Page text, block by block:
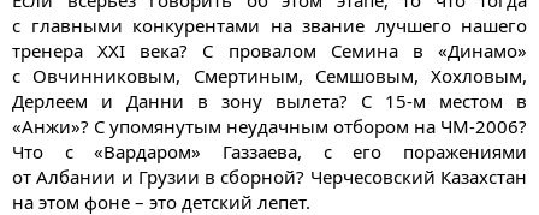
с главными конкурентами на звание лучшего нашего
тренера XXI века? С провалом Семина в «Динамо»
с Овчинниковым, Смертиным, Семшовым, Хохловым,
Дерлеем и Данни в зону вылета? С 15-м местом в
«Анжи»? С упомянутым неудачным отбором на ЧМ-2006?
Что с «Вардаром» Газзаева, с его поражениями
от Албании и Грузии в сборной? Черчесовский Казахстан
на этом фоне – это детский лепет.